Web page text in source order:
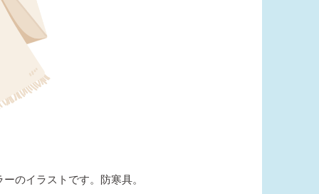
のイラストです。防寒具。